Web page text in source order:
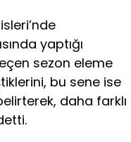
yaptığı
sezon eleme
bu sene ise
daha farklı